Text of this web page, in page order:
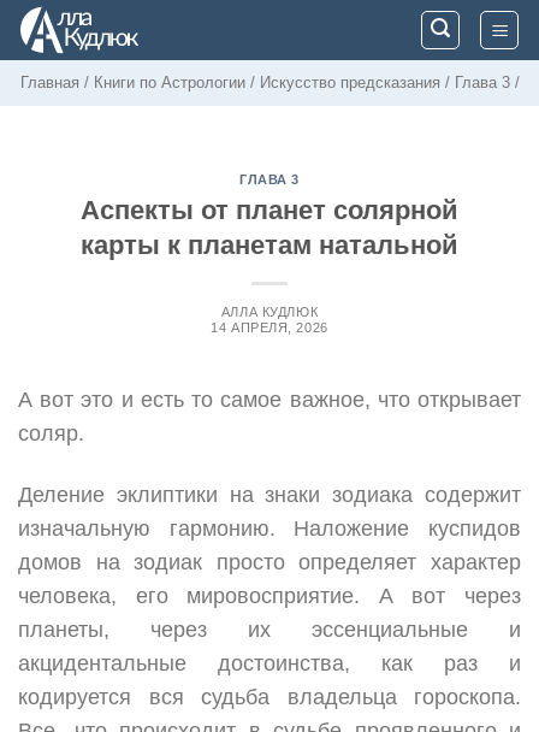
Skip
contentГлавная / Книги по Астрологии / Искусство предсказания / Глава 3 /
ГЛАВА 3
Аспекты от планет солярной
карты к планетам натальной
АЛЛА КУДЛЮК
14 АПРЕЛЯ, 2026
А вот это и есть то самое важное, что открывает
соляр.
Деление эклиптики на знаки зодиака содержит
изначальную гармонию. Наложение куспидов
домов на зодиак просто определяет характер
человека, его мировосприятие. А вот через
планеты, через их эссенциальные и
акцидентальные достоинства, как раз и
кодируется вся судьба владельца гороскопа.